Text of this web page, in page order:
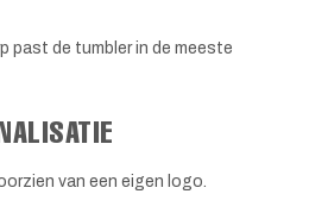
past de tumbler in de meeste
van een eigen logo.